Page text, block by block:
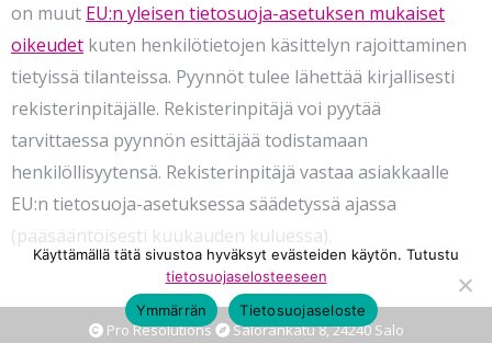
on muut EU:n yleisen tietosuoja-asetuksen mukaiset
oikeudet kuten henkilötietojen käsittelyn rajoittaminen
tietyissä tilanteissa. Pyynnöt tulee lähettää kirjallisesti
rekisterinpitäjälle. Rekisterinpitäjä voi pyytää
tarvittaessa pyynnön esittäjää todistamaan
henkilöllisyytensä. Rekisterinpitäjä vastaa asiakkaalle
EU:n tietosuoja-asetuksessa säädetyssä ajassa
(pääsääntöisesti kuukauden kuluessa).
Pro Resolutions Salorankatu 8, 24240 Salo
Käyttämällä tätä sivustoa hyväksyt evästeiden käytön. Tutustu
tietosuojaselosteeseen
Ymmärrän
Tietosuojaseloste